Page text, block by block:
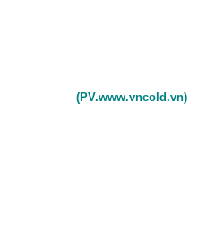
(PV.www.vncold.vn)